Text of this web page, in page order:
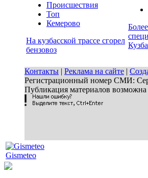
Происшествия
Топ
Кемерово
На кузбасской трассе сгорел
бензовоз
Контакты | Реклама на сайте |
Регистрационный номер СМИ:
Публикация материалов
Gismeteo